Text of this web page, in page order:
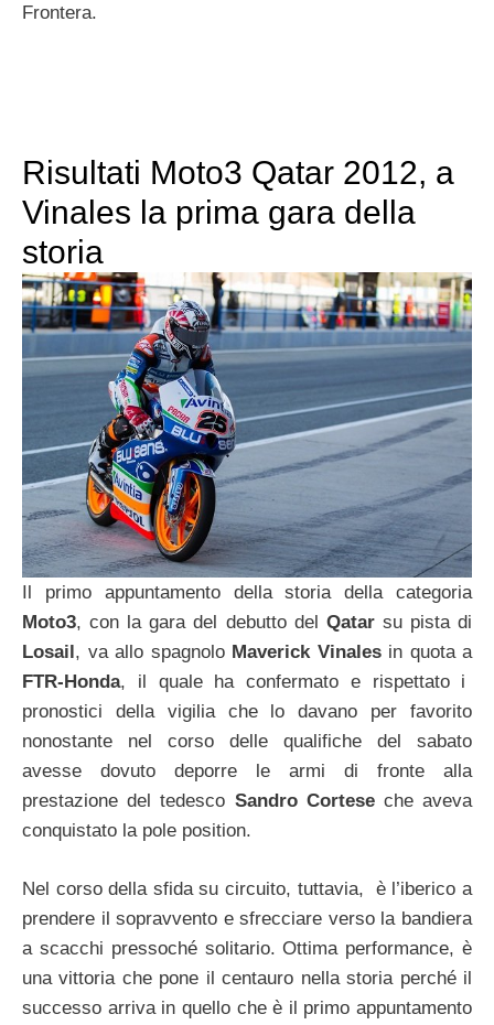
Frontera.
Risultati Moto3 Qatar 2012, a
Vinales la prima gara della
storia
Il primo appuntamento della storia della categoria
Moto3, con la gara del debutto del Qatarsu pista di
Losail , va allo spagnolo Maverick Vinalesin quota a
FTR-Honda, il quale ha confermato e rispettato i
pronostici della vigilia che lo davano per favorito
nonostante nel corso delle qualifiche del sabato
avesse dovuto deporre le armi di fronte alla
prestazione del tedesco Sandro Corteseche aveva
conquistato la pole position.
Nel corso della sfida su circuito, tuttavia, è l’iberico a
prendere il sopravvento e sfrecciare verso la bandiera
a scacchi pressoché solitario. Ottima performance, è
una vittoria che pone il centauro nella storia perché il
successo arriva in quello che è il primo appuntamento